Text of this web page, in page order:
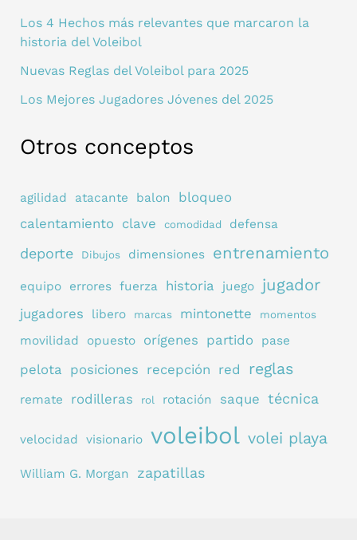
Los 4 Hechos más relevantes que marcaron la
historia del Voleibol
Nuevas Reglas del Voleibol para 2025
Los Mejores Jugadores Jóvenes del 2025
Otros conceptos
agilidad atacante balon
bloqueo
calentamiento clave comodidad defensa
deporte Dibujos dimensiones entrenamiento
equipo errores fuerza historia juego jugador
jugadores libero marcas mintonette momentos
movilidad opuesto orígenes partido pase
pelota posiciones recepción red reglas
remate rodilleras rol rotación saque técnica
velocidad visionario voleibol volei playa
William G. Morgan zapatillas